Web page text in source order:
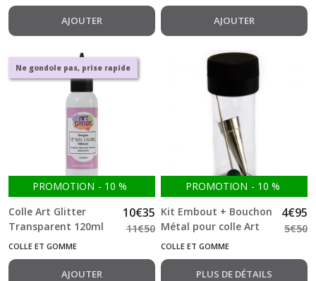
AJOUTER AJOUTER
Ne gondole pas, prise rapide
PROMOTION - 10 %
Colle Art Glitter
Transparent 120ml
Extra Forte
10€35
11€50
COLLE ET GOMME
AJOUTER
PROMOTION - 10 %
Kit Embout + Bouchon
Métal pour colle Art
Glitter 60 ml ou 120 ml
4€95
5€50
COLLE ET GOMME
PLUS DE DÉTAILS